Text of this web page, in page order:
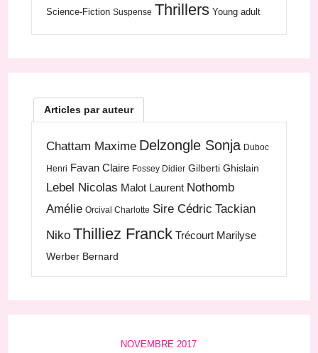
Science-Fiction Suspense Thrillers Young adult
Articles par auteur
Chattam Maxime Delzongle Sonja Duboc
Henri Favan Claire Fossey Didier Gilberti Ghislain
Lebel Nicolas Malot Laurent Nothomb
Amélie Orcival Charlotte Sire Cédric Tackian
Niko Thilliez Franck Trécourt Marilyse
Werber Bernard
NOVEMBRE 2017